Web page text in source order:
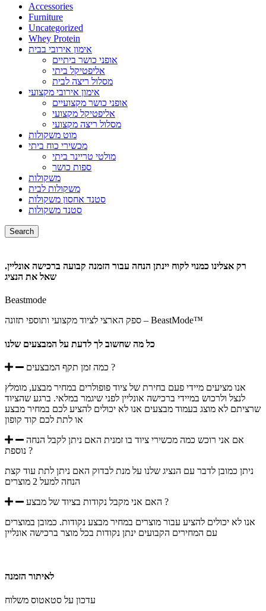
Accessories
Furniture
Uncategorized
Whey Protein
אימון אירובי בבית
אופני כושר ביתיים
אליפטיקל ביתי
מסלול ריצה לבית
אימון אירובי מקצועי
אופני כושר מקצועיים
אליפטיקל מקצועי
מסלול ריצה מקצועי
מוט משקולות
מכשירי כוח ביתי
מולטי טריינר ביתי
ספות כושר
משקולות
משקולות לבית
סטנד אחסון משקולות
סטנד משקולות
Search
רק אצלינו כמנוי לקוח יינתן הנחה עבור הזמנה קבועה ברכישה אונליין.
שאל את הנציג
Beastmode
ספק הארצי לציוד מקצועי ותוספי תזונה – BeastMode™
כל מה שחשוב לך לדעת על המבצעים שלנו
כמה זמן תקף המבצעים ?
אנו מציעים מיידי פעם בחירת של ציוד פופולרים במחיר מבצע, מומלץ
לנצל ולרכוש במיידי ברכישה אונליין לפני שיגמר במלאי. ברגע שהציוד
שרציתם לא מוצג בעמוד מבצעים אנו לא יכולים להציע לכם במחיר מבצע
או לתת לכם קוד קופון
אם אני רוכש כמה מכשירי ציוד בו זמנית האם ניתן לקבל הנחה
נוספת ?
ניתן כמובן לדבר עם הנציג שלנו על מנת לבדוק האם ניתן לתת עוד קצת
הנחה למעל 2 מוצרים
האם אני מקבל נקודות בציוד של מבצע ?
אנו לא יכולים להציע עבור מוצרים במחיר מבצע נקודות. כמובן במוצרים
עם המחירים הקבועים ינתן נקודות בכל מוצר ברכישה אונליין
לאיתור הזמנה
עדכון על סטאטוס משלוח